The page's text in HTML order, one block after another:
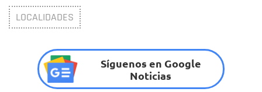
LOCALIDADES
Síguenos en Google
Noticias